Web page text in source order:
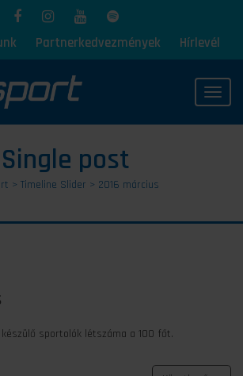
Partnerkedvezmények Hírlevél
Single post
> Timeline Slider > 2016 március
készülő sportolók létszáma a 100 főt.